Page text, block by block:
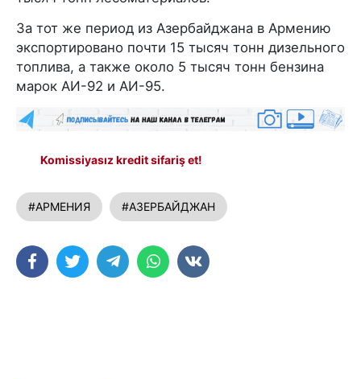
За тот же период из Азербайджана в Армению
экспортировано почти 15 тысяч тонн дизельного
топлива, а также около 5 тысяч тонн бензина
марок АИ-92 и АИ-95.
Komissiyasız kredit sifariş et!
#АРМЕНИЯ #АЗЕРБАЙДЖАН